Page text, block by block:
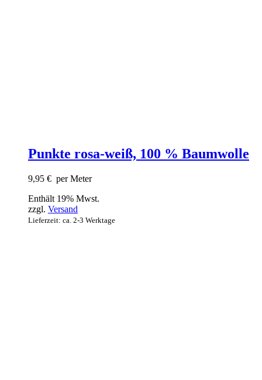
Punkte rosa-weiß, 100 % Baumwolle
9,95 € per Meter
Enthält 19% Mwst.
zzgl. Versand
Lieferzeit: ca. 2-3 Werktage